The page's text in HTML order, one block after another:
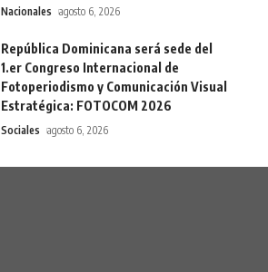
Nacionales agosto 6, 2026
República Dominicana será sede del
1.er Congreso Internacional de
Fotoperiodismo y Comunicación Visual
Estratégica: FOTOCOM 2026
Sociales agosto 6, 2026